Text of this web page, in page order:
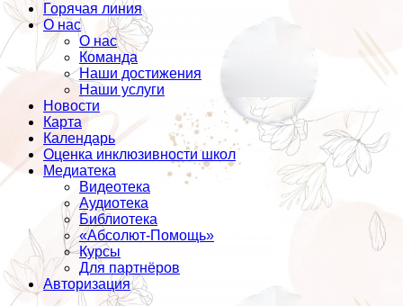
Горячая линия
О нас
О нас
Команда
Наши достижения
Наши услуги
Новости
Карта
Календарь
Оценка инклюзивности школ
Медиатека
Видеотека
Аудиотека
Библиотека
«Абсолют-Помощь»
Курсы
Для партнёров
Авторизация